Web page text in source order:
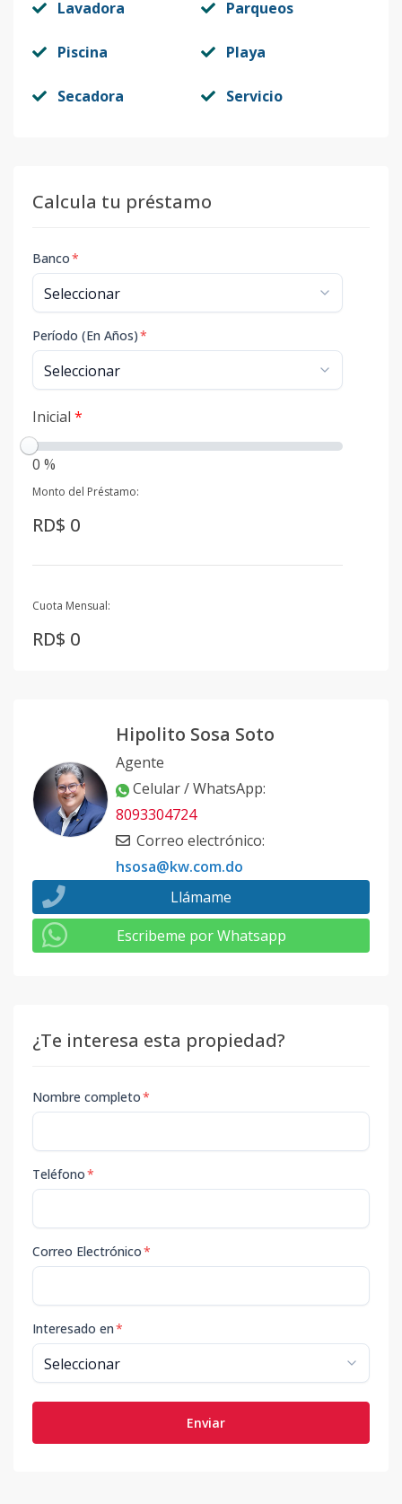
Lavadora Parqueos
Piscina Playa
Secadora Servicio
Calcula tu préstamo
Banco*
Período (En Años)*
Inicial *
0 %
Monto del Préstamo:
RD$ 0
Cuota Mensual:
RD$ 0
Hipolito Sosa Soto
Agente
Celular / WhatsApp:
8093304724
Correo electrónico:
hsosa@kw.com.do
Llámame
Escribeme por Whatsapp
¿Te interesa esta propiedad?
Nombre completo*
Teléfono*
Correo Electrónico*
Interesado en*
Enviar